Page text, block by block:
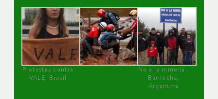
Protestas contra
VALE, Brasil
No a la minería ,
Bariloche,
Argentina